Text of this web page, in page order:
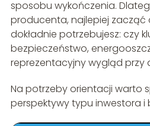
sposobu wykończenia.
producenta, najlepiej zacząć
dokładnie potrzebujesz: czy
bezpieczeństwo,
reprezentacyjny wygląd przy
Na potrzeby orientacji warto
perspektywy typu inwestora i